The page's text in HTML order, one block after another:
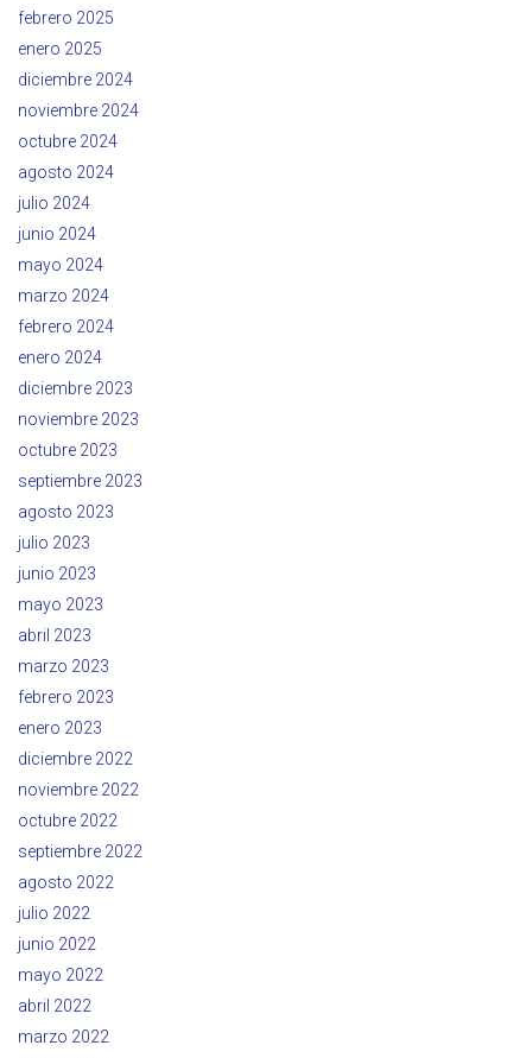
febrero 2025
enero 2025
diciembre 2024
noviembre 2024
octubre 2024
agosto 2024
julio 2024
junio 2024
mayo 2024
marzo 2024
febrero 2024
enero 2024
diciembre 2023
noviembre 2023
octubre 2023
septiembre 2023
agosto 2023
julio 2023
junio 2023
mayo 2023
abril 2023
marzo 2023
febrero 2023
enero 2023
diciembre 2022
noviembre 2022
octubre 2022
septiembre 2022
agosto 2022
julio 2022
junio 2022
mayo 2022
abril 2022
marzo 2022